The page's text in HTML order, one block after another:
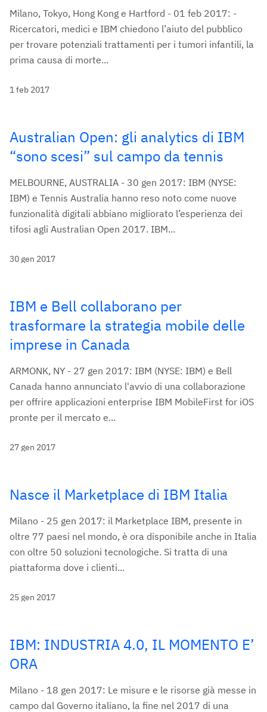
Milano, Tokyo, Hong Kong e Hartford - 01 feb 2017: -
Ricercatori, medici e IBM chiedono l’aiuto del pubblico
per trovare potenziali trattamenti per i tumori infantili, la
prima causa di morte...
1 feb 2017
Australian Open: gli analytics di IBM
“sono scesi” sul campo da tennis
MELBOURNE, AUSTRALIA - 30 gen 2017: IBM (NYSE:
IBM) e Tennis Australia hanno reso noto come nuove
funzionalità digitali abbiano migliorato l’esperienza dei
tifosi agli Australian Open 2017. IBM...
30 gen 2017
IBM e Bell collaborano per
trasformare la strategia mobile delle
imprese in Canada
ARMONK, NY - 27 gen 2017: IBM (NYSE: IBM) e Bell
Canada hanno annunciato l'avvio di una collaborazione
per offrire applicazioni enterprise IBM MobileFirst for iOS
pronte per il mercato e...
27 gen 2017
Nasce il Marketplace di IBM Italia
Milano - 25 gen 2017: il Marketplace IBM, presente in
oltre 77 paesi nel mondo, è ora disponibile anche in Italia
con oltre 50 soluzioni tecnologiche. Si tratta di una
piattaforma dove i clienti...
25 gen 2017
IBM: INDUSTRIA 4.0, IL MOMENTO E’
ORA
Milano - 18 gen 2017: Le misure e le risorse già messe in
campo dal Governo italiano, la fine nel 2017 di una